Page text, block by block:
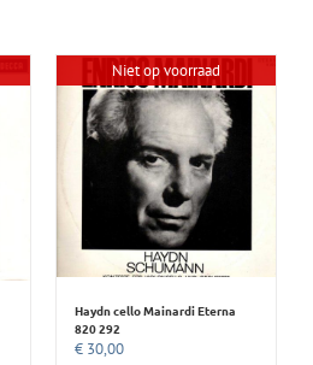
Niet op voorraad
Haydn cello Mainardi Eterna
820 292
€ 30,00